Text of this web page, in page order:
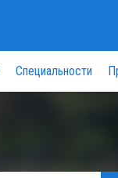
Специальности